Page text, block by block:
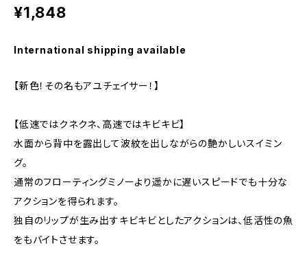
¥1,848
International shipping available
【新色！その名もアユチェイサー！】
【低速ではクネクネ、高速ではキビキビ】
水面から背中を露出して波紋を出しながらの艶かしいスイミン
グ。
通常のフローティングミノーより遥かに遅いスピードでも十分な
アクションを得られます。
独自のリップが生み出すキビキビとしたアクションは、低活性の魚
をもバイトさせます。